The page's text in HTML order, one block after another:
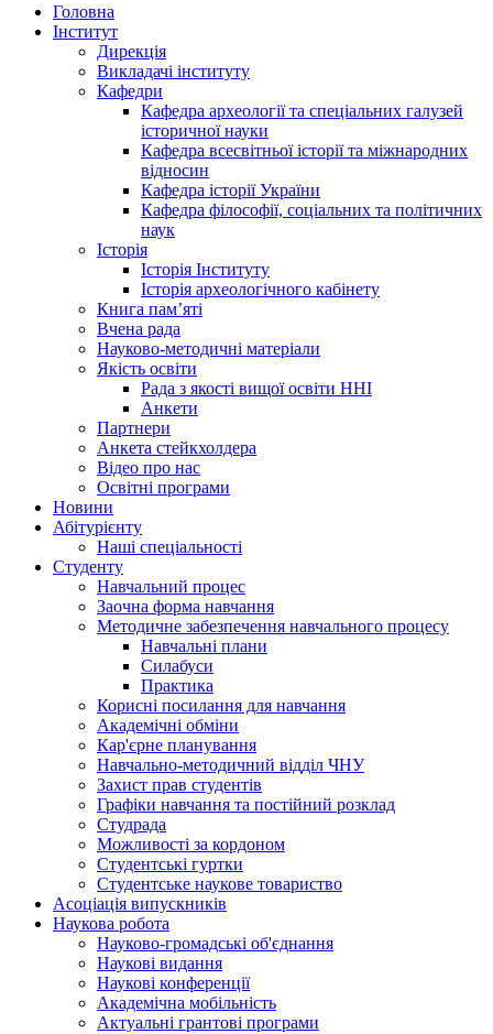
Головна
Інститут
Дирекція
Викладачі інституту
Кафедри
Кафедра археології та спеціальних галузей
історичної науки
Кафедра всесвітньої історії та міжнародних
відносин
Кафедра історії України
Кафедра філософії, соціальних та політичних
наук
Історія
Історія Інституту
Історія археологічного кабінету
Книга памʼяті
Вчена рада
Науково-методичні матеріали
Якість освіти
Рада з якості вищої освіти ННІ
Анкети
Партнери
Анкета стейкхолдера
Відео про нас
Освітні програми
Hовини
Абітурієнту
Наші спеціальності
Студенту
Навчальний процес
Заочна форма навчання
Методичне забезпечення навчального процесу
Навчальні плани
Силабуси
Практика
Корисні посилання для навчання
Академічні обміни
Кар'єрне планування
Навчально-методичний відділ ЧНУ
Захист прав студентів
Графіки навчання та постійний розклад
Студрада
Можливості за кордоном
Студентські гуртки
Студентське наукове товариство
Асоціація випускників
Наукова робота
Науково-громадські об'єднання
Наукові видання
Наукові конференції
Академічна мобільність
Актуальні грантові програми